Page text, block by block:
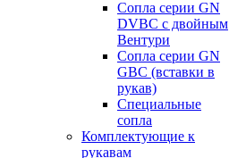
Сопла серии GN
DVBC с двойным
Вентури
Сопла серии GN
GBC (вставки в
рукав)
Специальные
сопла
Комплектующие к
рукавам